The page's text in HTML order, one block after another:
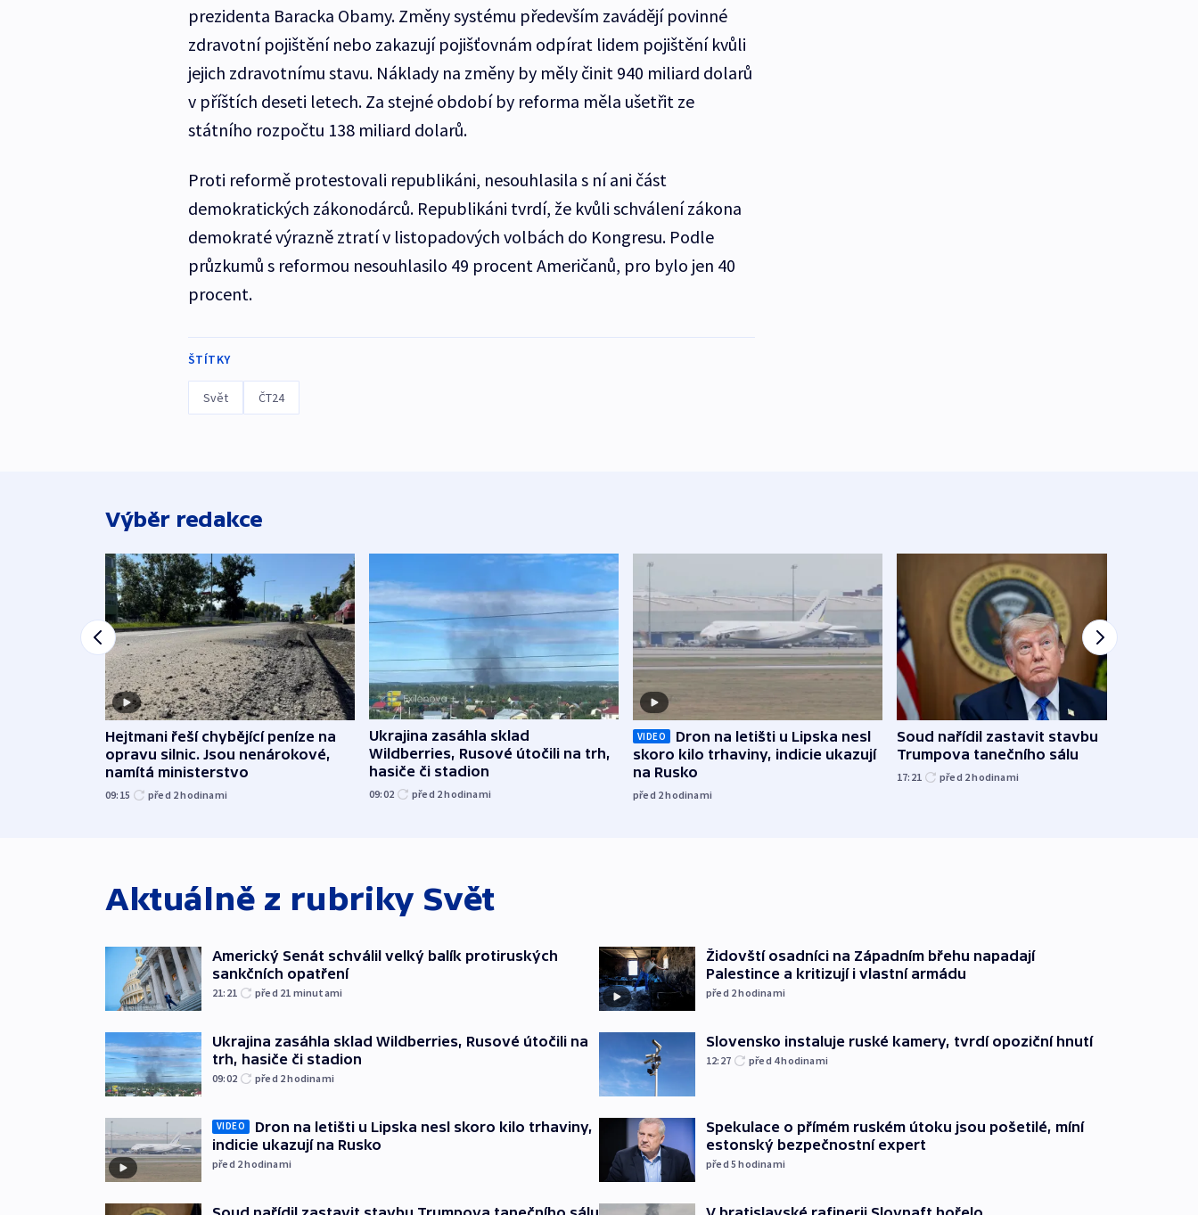
prezidenta Baracka Obamy. Změny systému především zavádějí povinné
zdravotní pojištění nebo zakazují pojišťovnám odpírat lidem pojištění kvůli
jejich zdravotnímu stavu. Náklady na změny by měly činit 940 miliard dolarů
v příštích deseti letech. Za stejné období by reforma měla ušetřit ze
státního rozpočtu 138 miliard dolarů.
Proti reformě protestovali republikáni, nesouhlasila s ní ani část
demokratických zákonodárců. Republikáni tvrdí, že kvůli schválení zákona
demokraté výrazně ztratí v listopadových volbách do Kongresu. Podle
průzkumů s reformou nesouhlasilo 49 procent Američanů, pro bylo jen 40
procent.
ŠTÍTKY
Svět ČT24
Výběr redakce
Hejtmani řeší chybějící peníze na
opravu silnic. Jsou nenárokové,
namítá ministerstvo
09:15 před 2hodinami
Ukrajina zasáhla sklad
Wildberries, Rusové útočili na trh,
hasiče či stadion
09:02 před 2hodinami
VIDEO
Dron na letišti u Lipska nesl
skoro kilo trhaviny, indicie ukazují
na Rusko
před 2hodinami
Soud nařídil zastavit stavbu
Trumpova tanečního sálu
17:21 před 2hodinami
Aktuálně z rubriky Svět
Americký Senát schválil velký balík protiruských
sankčních opatření
21:21 před 21 minutami
Ukrajina zasáhla sklad Wildberries, Rusové útočili na
trh, hasiče či stadion
09:02 před 2hodinami
VIDEO
Dron na letišti u Lipska nesl skoro kilo trhaviny,
indicie ukazují na Rusko
před 2hodinami
Židovští osadníci na Západním břehu napadají
Palestince a kritizují i vlastní armádu
před 2hodinami
Slovensko instaluje ruské kamery, tvrdí opoziční hnutí
12:27 před 4hodinami
Spekulace o přímém ruském útoku jsou pošetilé, míní
estonský bezpečnostní expert
před 5hodinami